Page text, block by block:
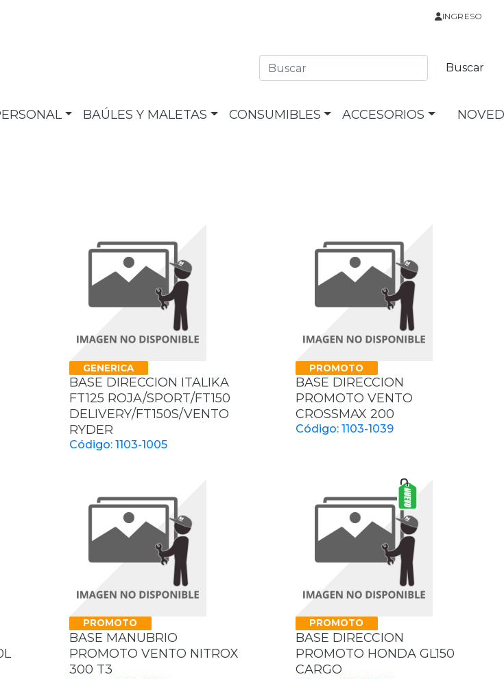
INGRESO
BAÚLES Y MALETAS CONSUMIBLES ACCESORIOS
GENERICA
BASE DIRECCION ITALIKA
FT125 ROJA/SPORT/FT150
DELIVERY/FT150S/VENTO
RYDER
Código: 1103-1005
PROMOTO
BASE DIRECCION
PROMOTO VENTO
CROSSMAX 200
Código: 1103-1039
PROMOTO
BASE MANUBRIO
PROMOTO VENTO NITROX
300 T3
PROMOTO
BASE DIRECCION
PROMOTO HONDA GL150
CARGO